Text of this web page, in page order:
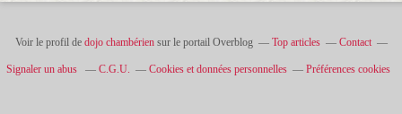
Voir le profil de dojo chambériensur le portail Overblog Top articles Contact
Signaler un abus C.G.U. Cookies et données personnelles Préférences cookies